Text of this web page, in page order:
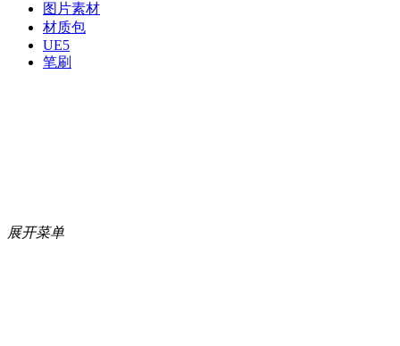
图片素材
材质包
UE5
笔刷
展开菜单